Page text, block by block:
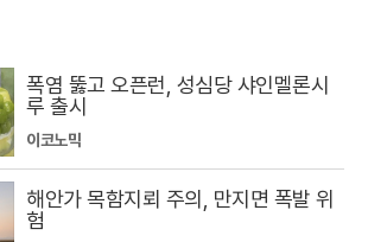
폭염 뚫고 오픈런, 성심당 샤인멜론시
루 출시
이코노믹
해안가 목함지뢰 주의, 만지면 폭발 위
험